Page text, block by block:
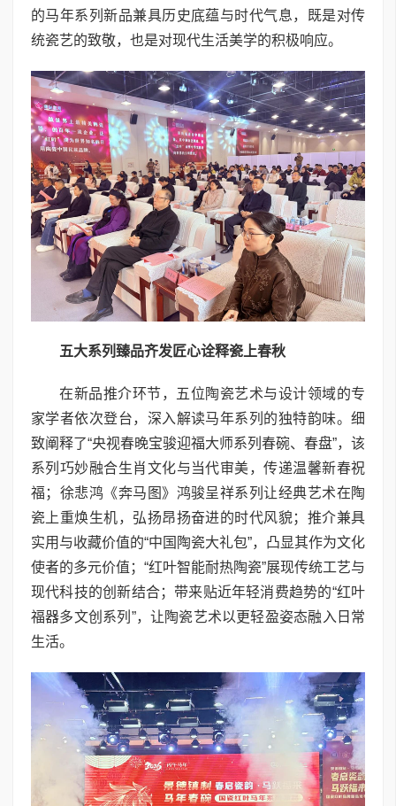
的马年系列新品兼具历史底蕴与时代气息，既是对传
统瓷艺的致敬，也是对现代生活美学的积极响应。
五大系列臻品齐发匠心诠释瓷上春秋
在新品推介环节，五位陶瓷艺术与设计领域的专
家学者依次登台，深入解读马年系列的独特韵味。细
致阐释了“央视春晚宝骏迎福大师系列春碗、春盘”，该
系列巧妙融合生肖文化与当代审美，传递温馨新春祝
福；徐悲鸿《奔马图》鸿骏呈祥系列让经典艺术在陶
瓷上重焕生机，弘扬昂扬奋进的时代风貌；推介兼具
实用与收藏价值的“中国陶瓷大礼包”，凸显其作为文化
使者的多元价值；“红叶智能耐热陶瓷”展现传统工艺与
现代科技的创新结合；带来贴近年轻消费趋势的“红叶
福器多文创系列”，让陶瓷艺术以更轻盈姿态融入日常
生活。